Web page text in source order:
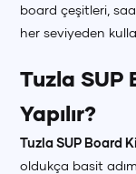
board çeşitleri,
her seviyeden
Tuzla SUP
Yapılır?
Tuzla SUP Board
oldukça basit